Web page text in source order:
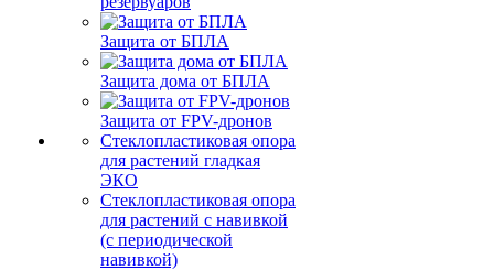
Защита от БПЛА
Защита дома от БПЛА
Защита от FPV-дронов
Стеклопластиковая опора
для растений гладкая
ЭКО
Стеклопластиковая опора
для растений с навивкой
(с периодической
навивкой)